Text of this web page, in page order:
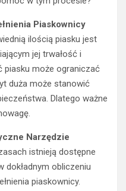
Piaskownicy
ilością piasku jest
jej trwałość i
piasku może ograniczać
duża może stanowić
Dlatego ważne
Narzędzie
istnieją dostępne
dokładnym obliczeniu
piaskownicy.